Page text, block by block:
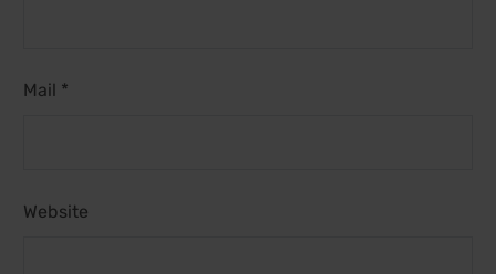
Mail *
Website